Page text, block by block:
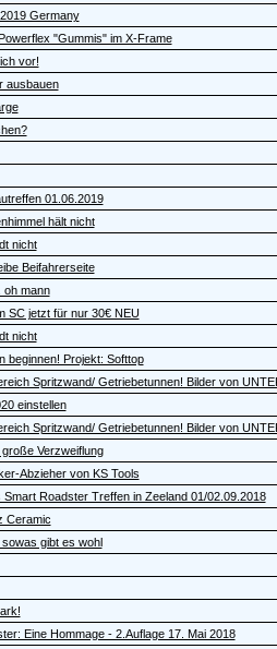
Germany
"Gummis" im X-Frame
vor!
ausbauen
01.06.2019
hält nicht
nicht
Beifahrerseite
oh mann
SC jetzt für nur 30€ NEU
nicht
beginnen! Projekt: Softtop
Spritzwand/ Getriebetunnen! Bilder von
einstellen
Spritzwand/ Getriebetunnen! Bilder von
Verzweiflung
Abzieher von KS Tools
Smart Roadster Treffen in Zeeland 01/02.09.2018
Ceramic
gibt es wohl
Eine Hommage - 2.Auflage 17. Mai 2018